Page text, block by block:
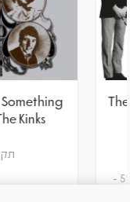
– Something
By The Kinks